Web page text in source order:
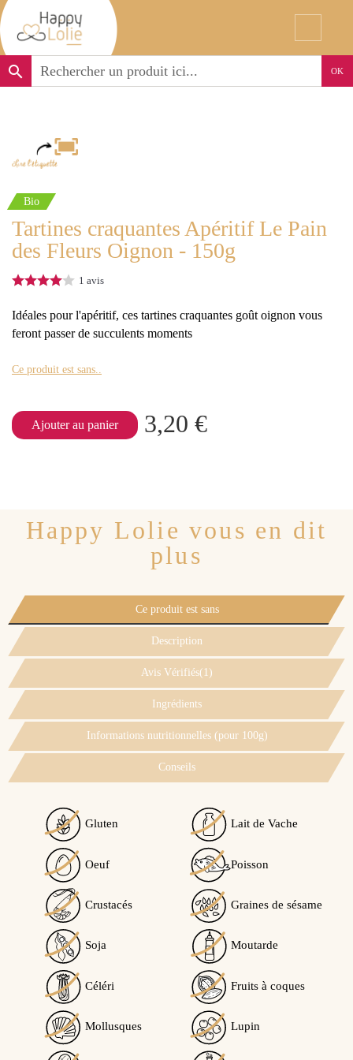
search OK
Bio
Tartines craquantes Apéritif Le Pain
des Fleurs Oignon - 150g
1 avis
Idéales pour l'apéritif, ces tartines craquantes goût oignon vous
feront passer de succulents moments
Ce produit est sans..
Ajouter au panier 3,20 €
Happy Lolie vous en dit
plus
Ce produit est sans
Description
Avis Vérifiés(1)
Ingrédients
Informations nutritionnelles (pour 100g)
Conseils
Voir l'attestation de confiance
Avis soumis à un contrôle
/5
avis client(s)
Trier l'affichage des avis :
Energie : 1572kJ /371 kcal
Matières grasses : 1.4g dont acides gras saturés : 0,4g
Glucides : 79g dont sucres : 1.8g
Fibres : 3g
Protéines : 9g
Sel : 1.4g
Gluten Lait de Vache
Oeuf Poisson
Crustacés Graines de sésame
Soja Moutarde
Céléri Fruits à coques
Mollusques Lupin